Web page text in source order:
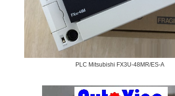
PLC Mitsubishi FX3U-48MR/ES-A